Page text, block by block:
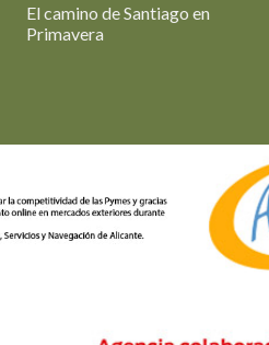
El camino de Santiago en
Primavera